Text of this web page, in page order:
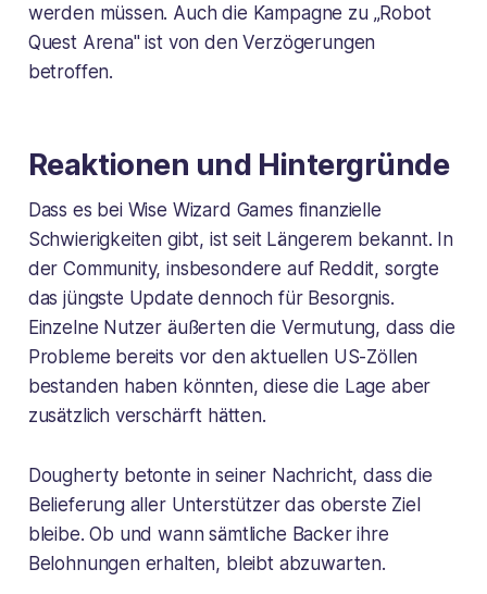
werden müssen. Auch die Kampagne zu „Robot
Quest Arena" ist von den Verzögerungen
betroffen.
Reaktionen und Hintergründe
Dass es bei Wise Wizard Games finanzielle
Schwierigkeiten gibt, ist seit Längerem bekannt. In
der Community, insbesondere auf Reddit, sorgte
das jüngste Update dennoch für Besorgnis.
Einzelne Nutzer äußerten die Vermutung, dass die
Probleme bereits vor den aktuellen US-Zöllen
bestanden haben könnten, diese die Lage aber
zusätzlich verschärft hätten.
Dougherty betonte in seiner Nachricht, dass die
Belieferung aller Unterstützer das oberste Ziel
bleibe. Ob und wann sämtliche Backer ihre
Belohnungen erhalten, bleibt abzuwarten.